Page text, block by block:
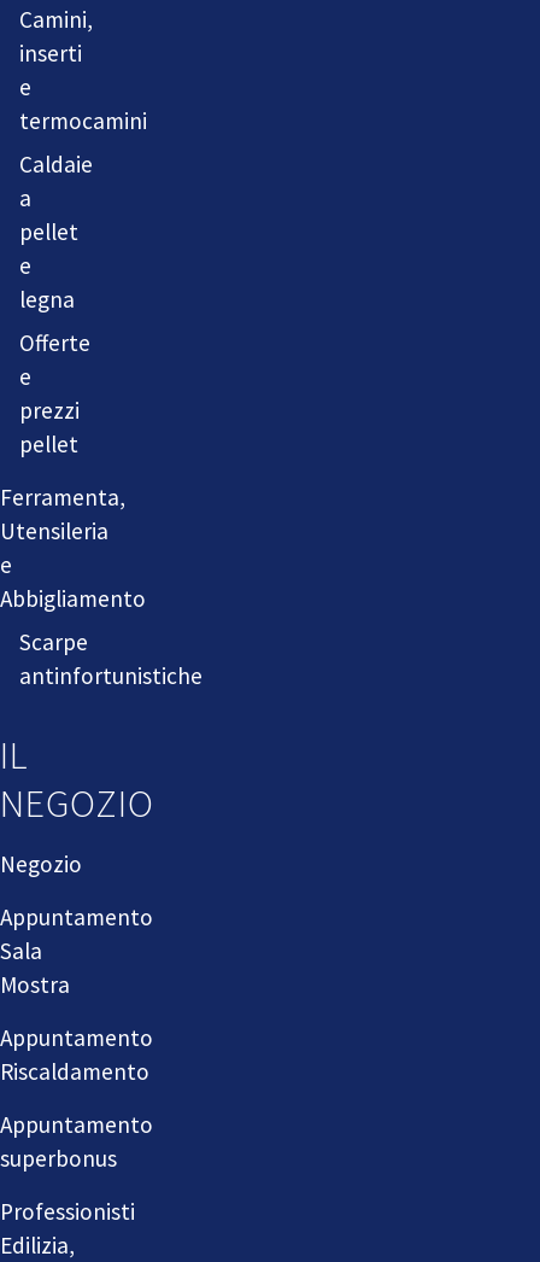
Camini,
inserti
e
termocamini
Caldaie
a
pellet
e
legna
Offerte
e
prezzi
pellet
Ferramenta,
Utensileria
e
Abbigliamento
Scarpe
antinfortunistiche
IL
NEGOZIO
Negozio
Appuntamento
Sala
Mostra
Appuntamento
Riscaldamento
Appuntamento
superbonus
Professionisti
Edilizia,